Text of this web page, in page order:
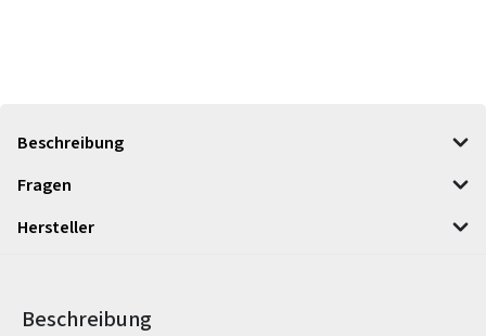
Beschreibung
Fragen
Hersteller
Beschreibung